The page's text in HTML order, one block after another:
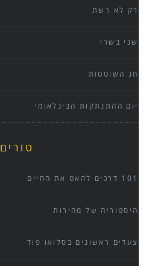
רק לא רשת
שני בשרי
חג השוטטות
יום ההתנתקות הבינלאומי
טורים
101 דרכים להאט את החיים
היסטוריה של מהירות
צעדים ראשונים בסלואו פוד